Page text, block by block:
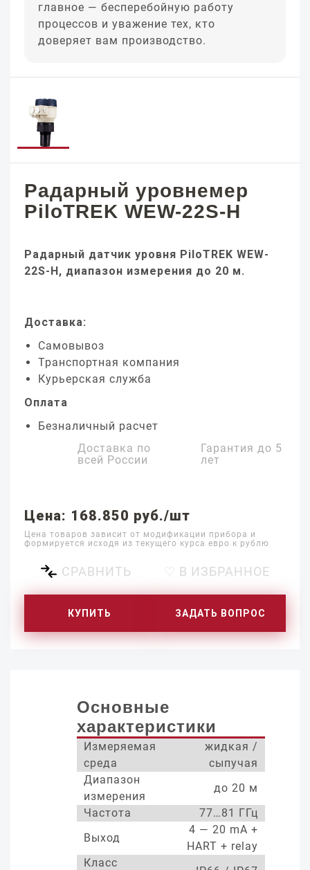
главное — бесперебойную работу
процессов и уважение тех, кто
доверяет вам производство.
Радарный уровнемер
PiloTREK WEW-22S-H
Радарный датчик уровня PiloTREK WEW-
22S-H, диапазон измерения до 20 м.
Доставка:
Самовывоз
Транспортная компания
Курьерская служба
Оплата
Безналичный расчет
Доставка по
всей России
Гарантия до 5
лет
Цена: 168.850 руб./шт
Цена товаров зависит от модификации прибора и
формируется исходя из текущего курса евро к рублю
СРАВНИТЬ ♡ В ИЗБРАННОЕ
КУПИТЬ ЗАДАТЬ ВОПРОС
Основные
характеристики
Измеряемая
среда
жидкая /
сыпучая
Диапазон
измерения
до 20 м
Частота
77…81 ГГц
Выход
4 — 20 mA +
HART + relay
Класс